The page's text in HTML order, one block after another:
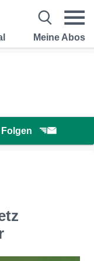
Meine Abos
Folgen